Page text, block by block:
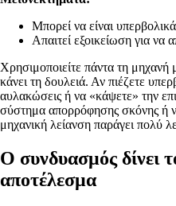
Μπορεί να είναι
Απαιτεί εξοικείωση για να
Χρησιμοποιείτε πάντα τη
κάνει τη δουλειά. Αν πιέζετε
αυλακώσεις ή να «κάψετε» την
σύστημα απορρόφησης σκόνης ή
μηχανική λείανση παράγει πολύ
Ο συνδυασμός δίνει
αποτέλεσμα